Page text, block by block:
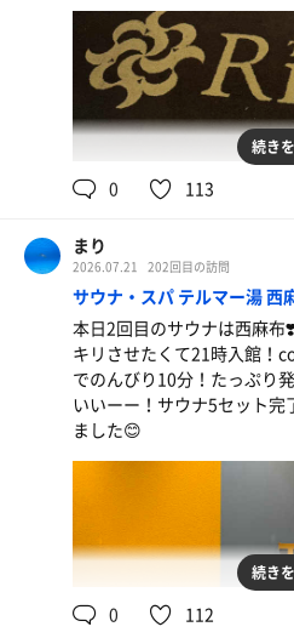
続き
0 113
まり
2026.07.21 202回目の訪問
サウナ・スパ テルマー湯 西
本日2回目のサウナは西麻布
キリさせたくて21時入館！
でのんびり10分！たっぷり
いいーー！サウナ5セット完
ました😊
続き
0 112